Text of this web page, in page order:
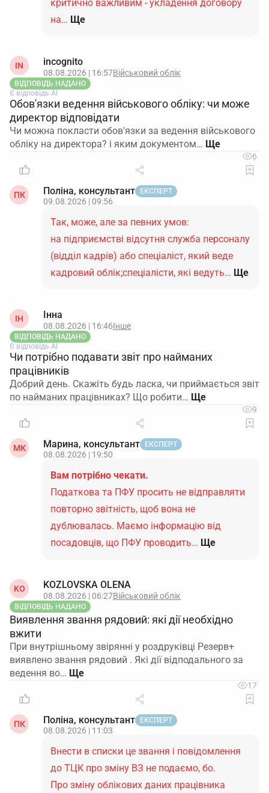
критично важливим - укладення договору
на… Ще
IN incognito
08.08.2026 | 16:57Військовий облік
ВІДПОВІДЬ НАДАНО
Є відповідь АІ
Обов'язки ведення військового обліку: чи може
директор відповідати
Чи можна покласти обов'язки за ведення військового
обліку на директора? і яким документом…
6
ПК Поліна, консультант ЕКСПЕРТ
09.08.2026 | 09:56
Так, може, але за певних умов:
на підприємстві відсутня служба персоналу
(відділ кадрів) або спеціаліст, який веде
кадровий облік;спеціалісти, які ведуть… Ще
ІН Інна
08.08.2026 | 16:46Інше
ВІДПОВІДЬ НАДАНО
Є відповідь АІ
Чи потрібно подавати звіт про найманих
працівників
Добрий день. Скажіть будь ласка, чи приймається звіт
по найманих працівниках? Що робити…
9
МК Марина, консультант ЕКСПЕРТ
08.08.2026 | 19:50
Вам потрібно чекати.
Податкова та ПФУ просить не відправляти
повторно звітність, щоб вона не
дублювалась. Маємо інформацію від
посадовців, що ПФУ проводить… Ще
KO KOZLOVSKA OLENA
08.08.2026 | 06:27Військовий облік
ВІДПОВІДЬ НАДАНО
Виявлення звання рядовий: які дії необхідно
вжити
При внутрішньому звірянні у роздруківці Резерв+
виявлено звання рядовий . Які дії відподального за
ведення во…
17
ПК Поліна, консультант ЕКСПЕРТ
08.08.2026 | 11:03
Внести в списки це звання і повідомлення
до ТЦК про зміну ВЗ не подаємо, бо.
Про зміну облікових даних працівника